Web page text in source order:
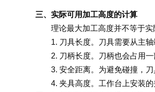
三、实际可用加工高度的计算
理论最大加工高度并不等于
1. 刀具长度。
刀具需要从主
2. 刀柄长度。
刀柄也会占用
3. 安全距离。 为避免碰撞，
4. 夹具高度。 工作台上安装的